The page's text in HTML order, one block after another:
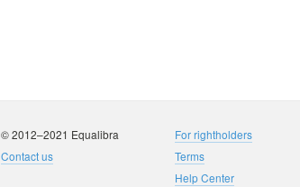
© 2012–2021 Equalibra
Contact us
For rightholders
Terms
Help Center